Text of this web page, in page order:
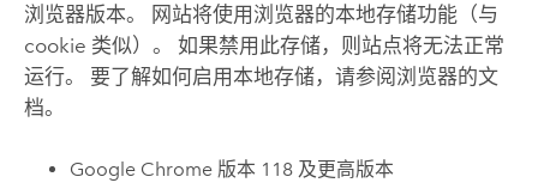
浏览器版本。 网站将使用浏览器的本地存储功能（与
cookie 类似）。 如果禁用此存储，则站点将无法正常
运行。 要了解如何启用本地存储，请参阅浏览器的文
档。
Google Chrome 版本 118 及更高版本